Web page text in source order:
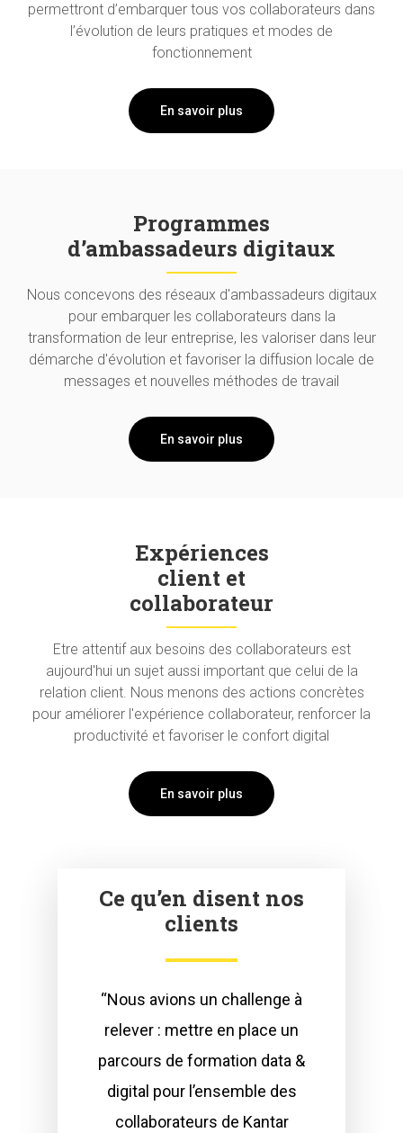
permettront d’embarquer tous vos collaborateurs dans
l’évolution de leurs pratiques et modes de
fonctionnement
En savoir plus
Programmes
d’ambassadeurs digitaux
Nous concevons des réseaux d'ambassadeurs digitaux
pour embarquer les collaborateurs dans la
transformation de leur entreprise, les valoriser dans leur
démarche d'évolution et favoriser la diffusion locale de
messages et nouvelles méthodes de travail
En savoir plus
Expériences
client et
collaborateur
Etre attentif aux besoins des collaborateurs est
aujourd'hui un sujet aussi important que celui de la
relation client. Nous menons des actions concrètes
pour améliorer l'expérience collaborateur, renforcer la
productivité et favoriser le confort digital
En savoir plus
Ce qu’en disent nos
clients
“Nous avions un challenge à
relever : mettre en place un
parcours de formation data &
digital pour l’ensemble des
collaborateurs de Kantar